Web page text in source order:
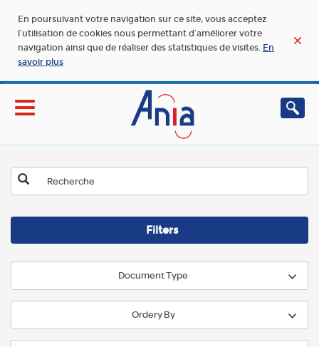
En poursuivant votre navigation sur ce site, vous acceptez
l’utilisation de cookies nous permettant d’améliorer votre
navigation ainsi que de réaliser des statistiques de visites. En
savoir plus
Filters
Document Type
Ordery By